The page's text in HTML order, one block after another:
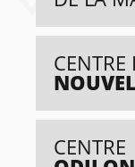
CENTRE
CENTRE